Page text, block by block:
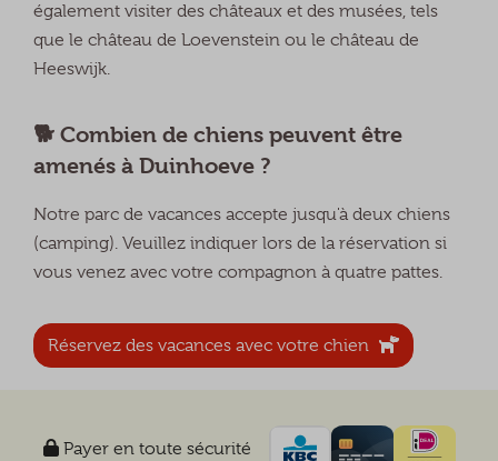
également visiter des châteaux et des musées, tels
que le château de Loevenstein ou le château de
Heeswijk.
🐕 Combien de chiens peuvent être
amenés à Duinhoeve ?
Notre parc de vacances accepte jusqu'à deux chiens
(camping). Veuillez indiquer lors de la réservation si
vous venez avec votre compagnon à quatre pattes.
Réservez des vacances avec votre chien
Payer en toute sécurité